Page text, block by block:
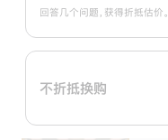
换
购
划：
回答几个问题，获得折抵估价。
不折抵换购